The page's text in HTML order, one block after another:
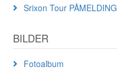
Srixon Tour PÅMELDING
BILDER
Fotoalbum